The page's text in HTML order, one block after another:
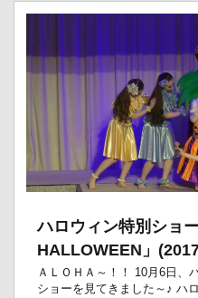
ハロウィン特別ショ
HALLOWEEN」
ＡＬＯＨＡ～！！ 10月6日、
ショーを見てきました～♪ ハ